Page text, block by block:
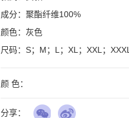
成分：聚酯纤维100%
颜色：灰色
尺码：S；M；L；XL；XXL；XXXL
颜 色：
分享：